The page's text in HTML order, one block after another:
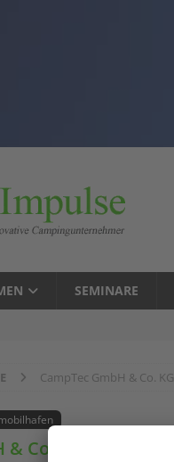
SEMINARE
CampTec GmbH & Co. KG
Co. KG